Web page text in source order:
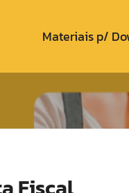
Materiais p/